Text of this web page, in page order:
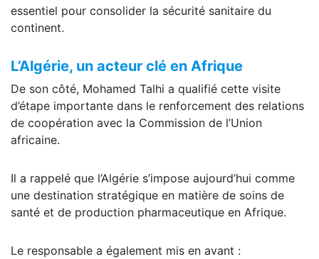
essentiel pour consolider la sécurité sanitaire du
continent.
L’Algérie, un acteur clé en Afrique
De son côté, Mohamed Talhi a qualifié cette visite
d’étape importante dans le renforcement des relations
de coopération avec la Commission de l’Union
africaine.
Il a rappelé que l’Algérie s’impose aujourd’hui comme
une destination stratégique en matière de soins de
santé et de production pharmaceutique en Afrique.
Le responsable a également mis en avant :